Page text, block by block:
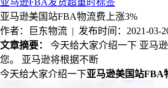
亚马逊FBA发货超重时标签
亚马逊美国站FBA物流费上涨3%
作者：巨东物流 | 发布时间：2021-03-
文章摘要：
今天给大家介绍一下 亚马
您。 亚马逊将根据不断
今天给大家介绍一下亚马逊美国站FBA